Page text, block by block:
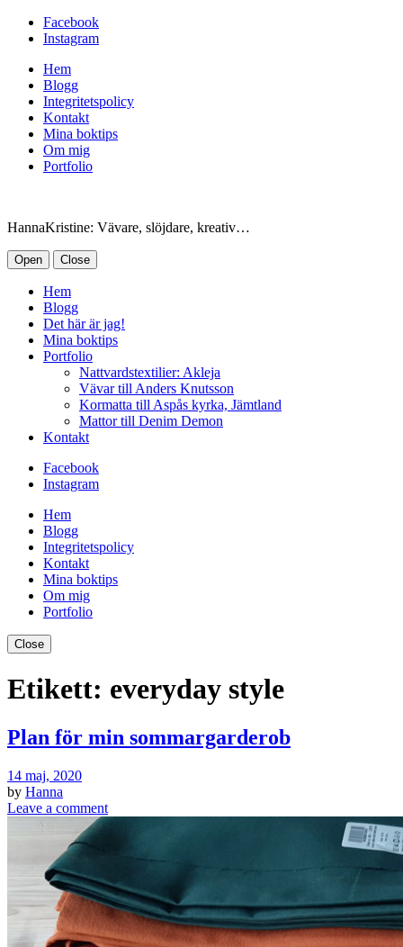
Facebook
Instagram
Hem
Blogg
Integritetspolicy
Kontakt
Mina boktips
Om mig
Portfolio
HannaKristine: Vävare, slöjdare, kreativ…
Open Close
Hem
Blogg
Det här är jag!
Mina boktips
Portfolio
Nattvardstextilier: Akleja
Vävar till Anders Knutsson
Kormatta till Aspås kyrka, Jämtland
Mattor till Denim Demon
Kontakt
Facebook
Instagram
Hem
Blogg
Integritetspolicy
Kontakt
Mina boktips
Om mig
Portfolio
Close
Etikett: everyday style
Plan för min sommargarderob
14 maj, 2020
by Hanna
Leave a comment